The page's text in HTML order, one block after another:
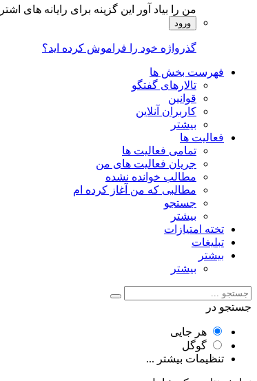
من را بیاد آور این گزینه برای رایانه های
ورود
گذرواژه خود را فراموش کرده اید؟
فهرست بخش ها
تالارهای گفتگو
قوانین
کاربران آنلاین
بیشتر
فعالیت ها
تمامی فعالیت ها
جریان فعالیت های من
مطالب خوانده نشده
مطالبی که من آغاز کرده ام
جستجو
بیشتر
تخته امتیازات
تبلیغات
بیشتر
بیشتر
جستجو در
هر جایی
گوگل
تنظیمات بیشتر ...